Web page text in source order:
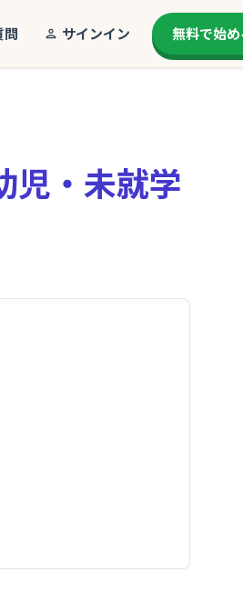
問 サインイン 無料で始め
児・未就学